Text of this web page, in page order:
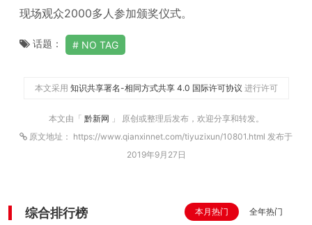
现场观众2000多人参加颁奖仪式。
话题： NO TAG
本文采用 知识共享署名-相同方式共享 4.0 国际许可协议 进行许可
本文由「 黔新网 」 原创或整理后发布，欢迎分享和转发。
原文地址： https://www.qianxinnet.com/tiyuzixun/10801.html 发布于
2019年9月27日
综合排行榜 本月热门 全年热门